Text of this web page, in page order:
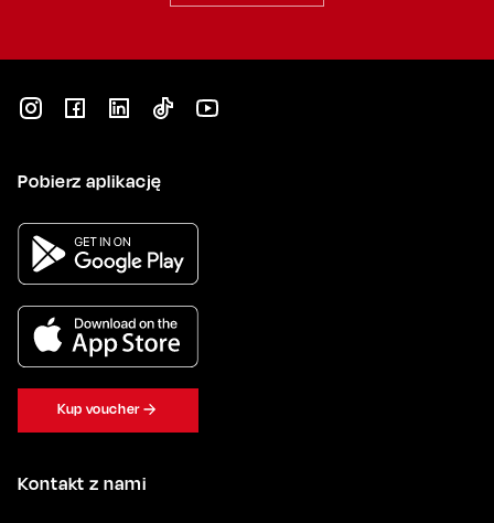
Kontakt z nami
Pobierz aplikację
Kup voucher